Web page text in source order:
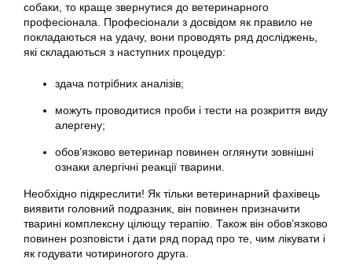
собаки, то краще звернутися до ветеринарного
професіонала. Професіонали з досвідом як правило не
покладаються на удачу, вони проводять ряд досліджень,
які складаються з наступних процедур:
здача потрібних аналізів;
можуть проводитися проби і тести на розкриття виду
алергену;
обов’язково ветеринар повинен оглянути зовнішні
ознаки алергічні реакції тварини.
Необхідно підкреслити! Як тільки ветеринарний фахівець
виявити головний подразник, він повинен призначити
тварині комплексну цілющу терапію. Також він обов’язково
повинен розповісти і дати ряд порад про те, чим лікувати і
як годувати чотириногого друга.